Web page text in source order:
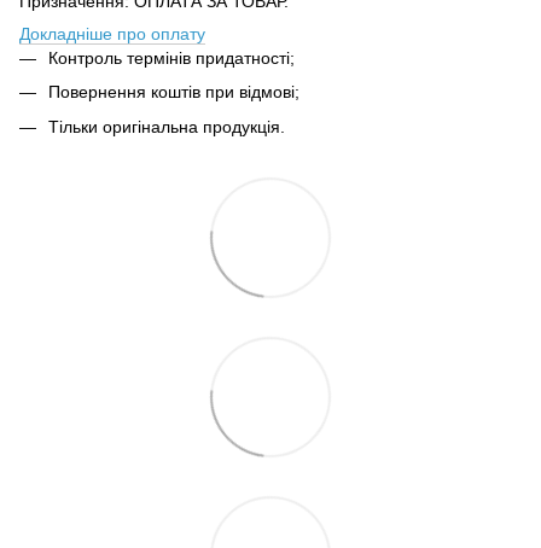
Докладніше про оплату
Контроль термінів придатності;
Повернення коштів при відмові;
Тільки оригінальна продукція.